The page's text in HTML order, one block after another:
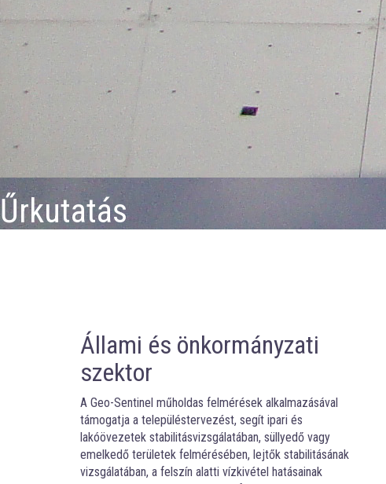
Űrkutatás
Állami és önkormányzati
szektor
A Geo-Sentinel műholdas felmérések alkalmazásával
támogatja a településtervezést, segít ipari és
lakóövezetek stabilitásvizsgálatában, süllyedő vagy
emelkedő területek felmérésében, lejtők stabilitásának
vizsgálatában, a felszín alatti vízkivétel hatásainak